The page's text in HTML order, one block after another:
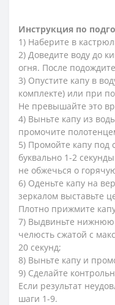
Инструкция по
1) Наберите в
2) Доведите воду до
огня. После
3) Опустите капу в
комплекте) или при
Не превышайте это
4) Выньте капу из
промочите
5) Промойте капу под
буквально 1-2
не обжечься о
6) Оденьте капу на
зеркалом выставьте
Плотно прижмите
7) Выдвиньте нижнюю
челюсть сжатой с
20 секунд;
8) Выньте капу и
9) Сделайте
Если результат
шаги 1-9.